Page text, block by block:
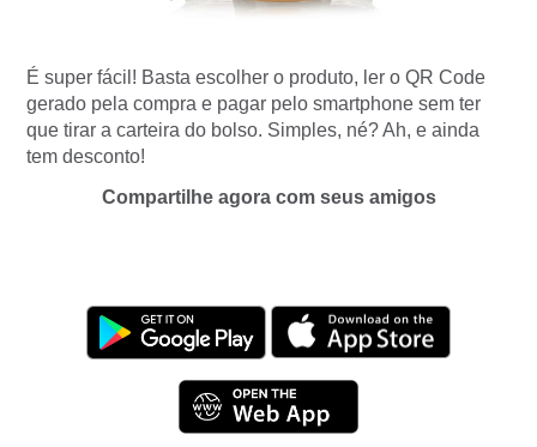
É super fácil! Basta escolher o produto, ler o QR Code
gerado pela compra e pagar pelo smartphone sem ter
que tirar a carteira do bolso. Simples, né? Ah, e ainda
tem desconto!
Compartilhe agora com seus amigos